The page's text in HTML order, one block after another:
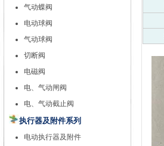
气动蝶阀
电动球阀
气动球阀
切断阀
电磁阀
电、气动闸阀
电、气动截止阀
执行器及附件系列
电动执行器及附件